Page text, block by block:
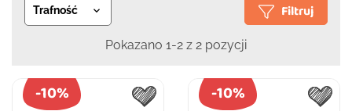
Trafność  Filtruj
Pokazano 1-2 z 2 pozycji
-10% -10%